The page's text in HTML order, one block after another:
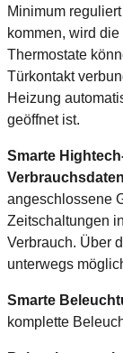
Minimum
kommen, wird
Thermostate
Türkontakt
Heizung
geöffnet ist.
Smarte
angeschlossene
Zeitschaltungen
Verbrauch. Über
unterwegs
Smarte
komplette